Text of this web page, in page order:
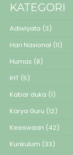
KATEGORI
Adiwiyata (3)
Hari Nasional (11)
Humas (8)
IHT (5)
Kabar duka (1)
Karya Guru (12)
Kesiswaan (42)
Kurikulum (33)